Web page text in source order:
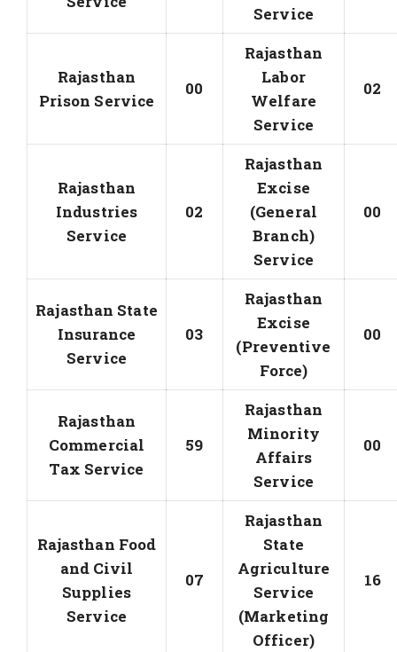
Service
Rajasthan
Prison Service
00
Rajasthan
Labor
Welfare
Service
02
Rajasthan
Industries
Service
02
Rajasthan
Excise
(General
Branch)
Service
00
Rajasthan State
Insurance
Service
03
Rajasthan
Excise
(Preventive
Force)
00
Rajasthan
Commercial
Tax Service
59
Rajasthan
Minority
Affairs
Service
00
Rajasthan Food
and Civil
Supplies
Service
07
Rajasthan
State
Agriculture
Service
(Marketing
Officer)
16